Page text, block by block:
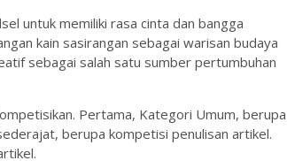
untuk memiliki rasa cinta dan bangga
kain sasirangan sebagai warisan budaya
sebagai salah satu sumber pertumbuhan
Pertama, Kategori Umum, berupa
berupa kompetisi penulisan artikel.